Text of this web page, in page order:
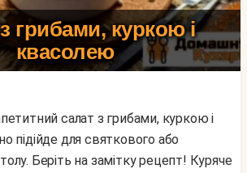
грибами, куркою і
квасолею
підійде для святкового або
Беріть на замітку рецепт! Куряче